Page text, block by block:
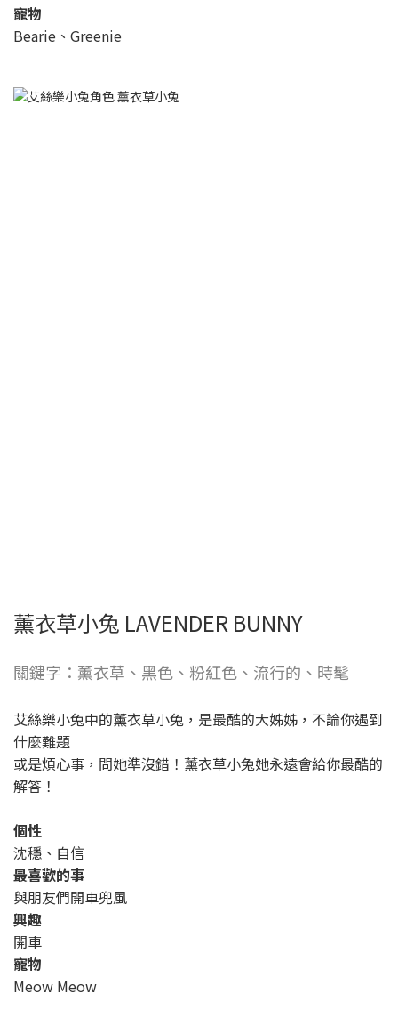
寵物
Bearie、Greenie
薰衣草小兔 LAVENDER BUNNY
關鍵字：薰衣草、黑色、粉紅色、流行的、時髦
艾絲樂小兔中的薰衣草小兔，是最酷的大姊姊，不論你遇到
什麼難題
或是煩心事，問她準沒錯！薰衣草小兔她永遠會給你最酷的
解答！
個性
沈穩、自信
最喜歡的事
與朋友們開車兜風
興趣
開車
寵物
Meow Meow